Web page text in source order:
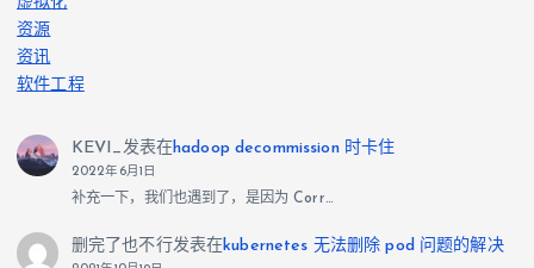
资源
资讯
软件工程
KEVI_发表在hadoop decommission 时卡住
2022年6月1日
补充一下，我们也遇到了，是因为 Corr…
删完了也不行发表在kubernetes 无法删除 pod 问题的解决